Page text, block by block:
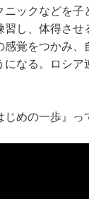
ニックなどを子
習し、体得させ
感覚をつかみ
になる。ロシア
じめの一歩』っ